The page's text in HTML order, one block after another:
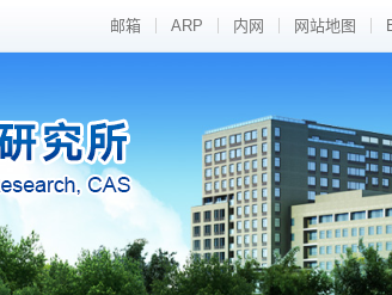
邮箱 ARP 内网 网站地图